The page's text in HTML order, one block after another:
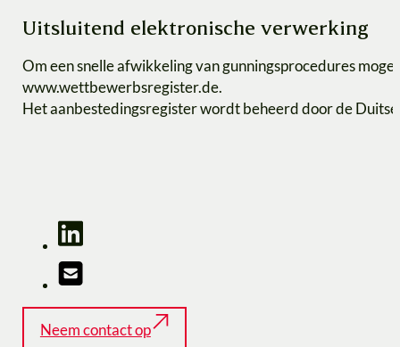
Uitsluitend elektronische verwerking
Om een snelle afwikkeling van gunningsprocedures
www.wettbewerbsregister.de.
Het aanbestedingsregister wordt beheerd door de
Neem contact op